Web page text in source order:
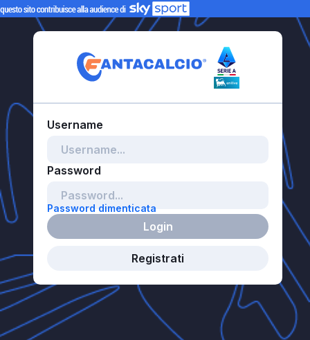
Password dimenticata
Login
Registrati